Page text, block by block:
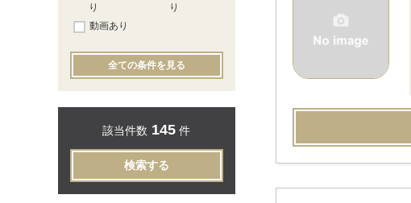
り
り
動画あり
全ての条件を見る
該当件数 145 件
検索する